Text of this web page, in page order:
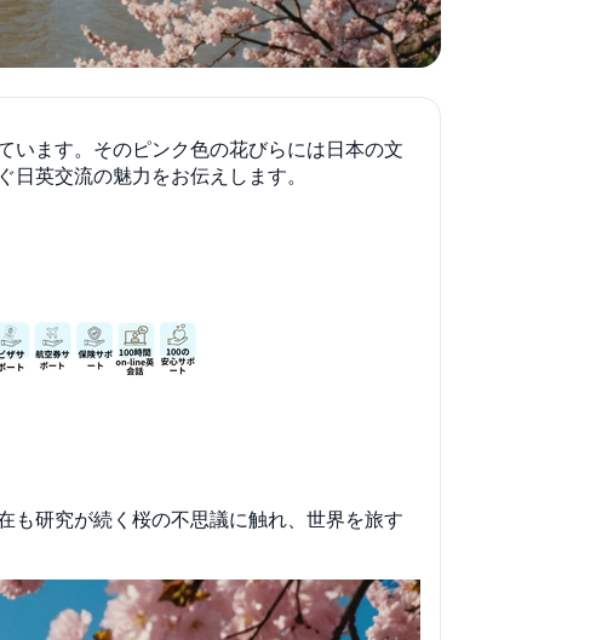
います。そのピンク色の花びらには日本の文
英交流の魅力をお伝えします。
も研究が続く桜の不思議に触れ、世界を旅す